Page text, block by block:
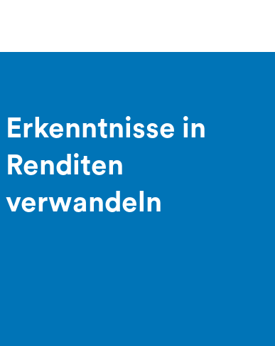
Erkenntnisse in
Renditen
verwandeln